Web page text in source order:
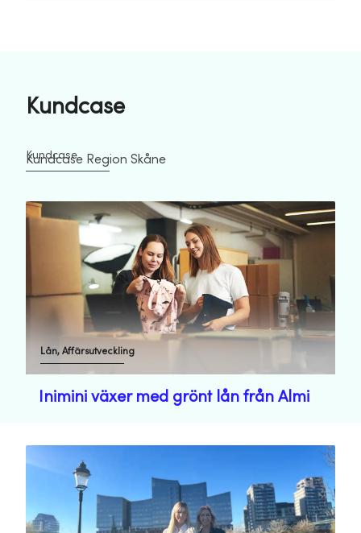
Kundcase
Kundcase
Kundcase Region Skåne
Inimini växer med grönt lån från Almi
Lån, Affärsutveckling